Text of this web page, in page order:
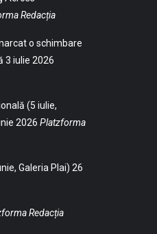
Redacția
o schimbare
3 iulie 2026
(5 iulie,
2026 Platzforma
Galeria Plai) 26
Redacția